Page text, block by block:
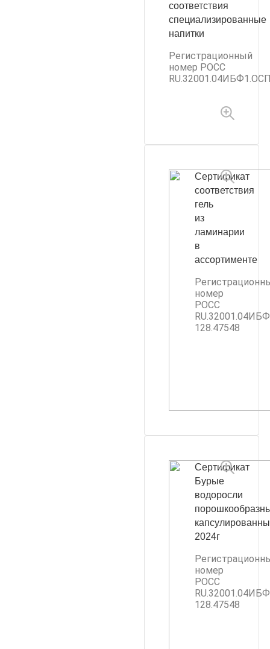
соответствия
специализированные
напитки
Регистрационный
номер РОСС
Сертификат
соответствия
гель
из
ламинарии
в
ассортименте
номер
РОСС
128.47548
Сертификат
Бурые
водоросли
2024г
номер
РОСС
128.47548